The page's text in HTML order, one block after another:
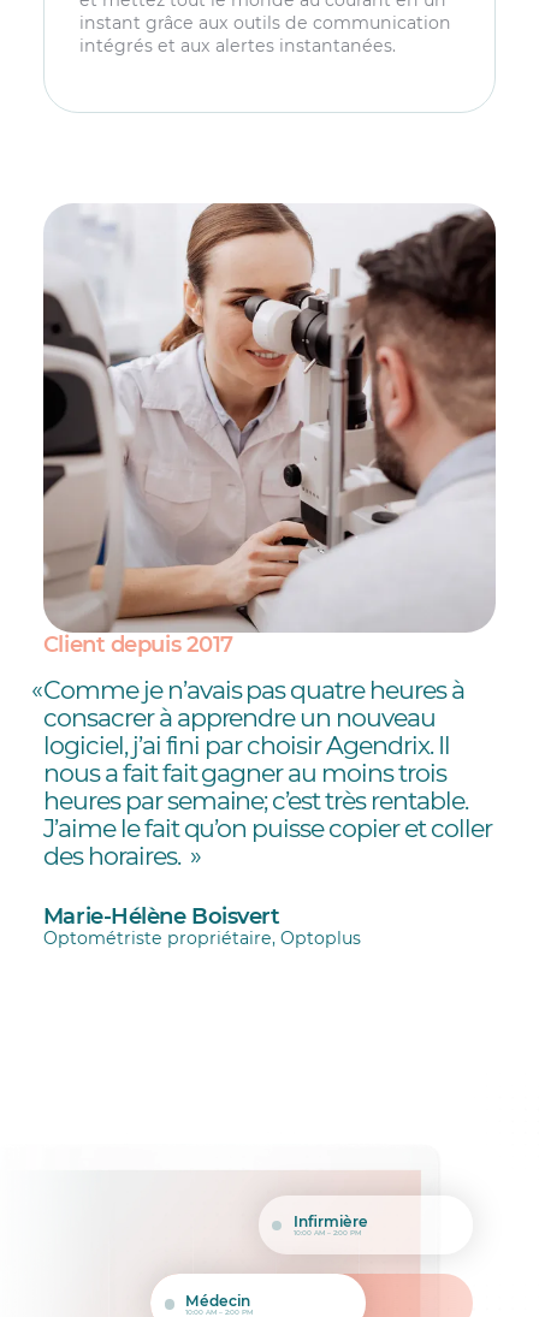
instant grâce aux outils de communication
intégrés et aux alertes instantanées.
Client depuis 2017
Comme je n’avais pas quatre heures à
consacrer à apprendre un nouveau
logiciel, j’ai fini par choisir Agendrix. Il
nous a fait fait gagner au moins trois
heures par semaine; c’est très rentable.
J’aime le fait qu’on puisse copier et coller
des horaires.
Marie-Hélène Boisvert
Optométriste propriétaire, Optoplus
Infirmière
10:00 AM – 2:00 PM
Médecin
10:00 AM – 2:00 PM